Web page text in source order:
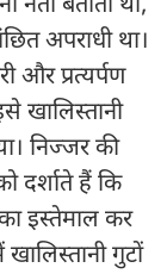
अपराधी था।
और प्रत्यर्पण
खालिस्तानी
निज्जर की
दर्शाते हैं कि
इस्तेमाल कर
गुटों